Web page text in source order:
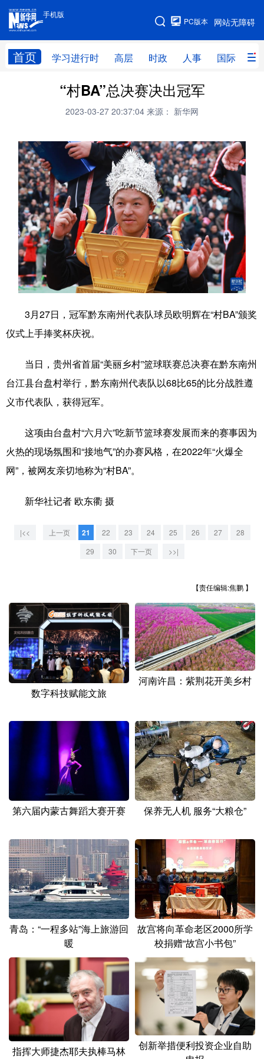
手机版
网站无障碍
PC版本
首页 学习进行时 高层 时政 人事 国际 财
手机版
网站地图
高层 时政
财经 网评
台湾 思客智库 全球连线 教育
科技 科创 量子 体育
文化 书画 健康 军事
访谈 视频 图片 政务
法律 中央文件 金融 汽车
食品 人居 信息化 数字经济
学术中国 乡村振兴 银龄 溯源中国
城市 旅游 能源 会展
彩票 娱乐
公益 一带一路 亚太网 上市公司
文化产业
地方频道
北京 天津 河北 山西
浙江 安徽
河南 湖北 湖南
广西 海南
西藏
陕西 甘肃 青海 宁夏
新疆 内蒙古 黑龙江
多语种频道
Русский язык 日本語 한국어
Deutsch Português
“村BA”总决赛决出冠军
2023-03-27 20:37:04 来源： 新华网
3月27日，冠军黔东南州代表队球员欧明辉在“村BA”颁奖
仪式上手捧奖杯庆祝。
当日，贵州省首届“美丽乡村”篮球联赛总决赛在黔东南州
台江县台盘村举行，黔东南州代表队以68比65的比分战胜遵
义市代表队，获得冠军。
这项由台盘村“六月六”吃新节篮球赛发展而来的赛事因为
火热的现场氛围和“接地气”的办赛风格，在2022年“火爆全
网”，被网友亲切地称为“村BA”。
新华社记者 欧东衢 摄
|<< 上一页 21 22 23 24 25 26 27
28
29
30 下一页 >>|
【责任编辑:焦鹏 】
数字科技赋能文旅
河南许昌：紫荆花开美乡村
第六届内蒙古舞蹈大赛开赛 保养无人机 服务“大粮仓”
青岛：“一程多站”海上旅游回
暖
故宫将向革命老区2000所学
校捐赠“故宫小书包”
指挥大师捷杰耶夫执棒马林
创新举措便利投资企业自助